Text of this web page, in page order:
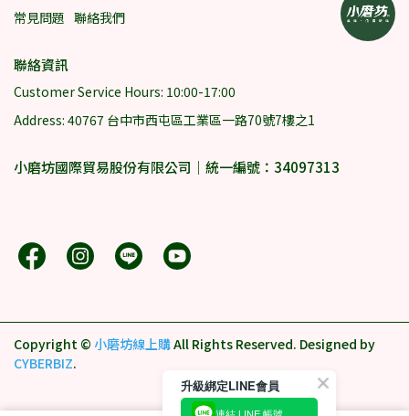
常見問題 聯絡我們
聯絡資訊
Customer Service Hours: 10:00-17:00
Address: 40767 台中市西屯區工業區一路70號7樓之1
小磨坊國際貿易股份有限公司｜統一編號：34097313
Copyright © 小磨坊線上購All Rights Reserved. Designed by
CYBERBIZ.
升級綁定LINE會員
連結 LINE 帳號